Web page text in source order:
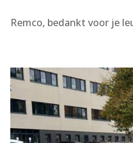
Remco, bedankt voor je